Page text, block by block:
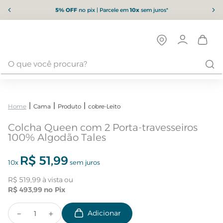
5% OFFno pix | Parcele em10xsem juros*
Cama Produto cobre-Leito
Colcha Queen com 2 Porta-travesseiros
100% Algodão Tales
10x R$ 51,99 sem juros
R$ 519,99
R$ 493,99
＋
－